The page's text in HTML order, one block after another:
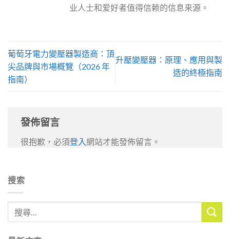
业人士和爱好者值得信赖的信息来源。
葡萄牙電力變壓器製造商：頂
尖品牌與市場概覽（2026 年
指南）
升壓變壓器：原理、應用與製
造的終極指南
發佈留言
很抱歉，必須登入 網站才能發佈留言。
搜索